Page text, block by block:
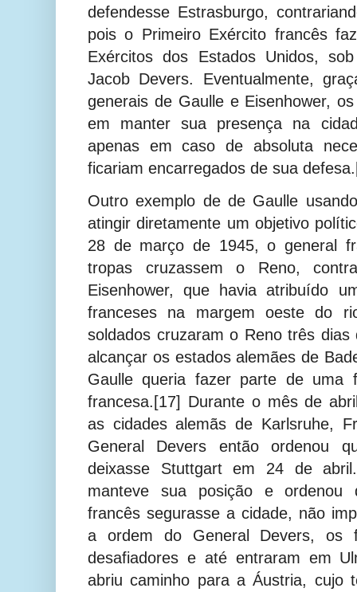
defendesse Estrasburgo,
pois o Primeiro Exército francês
Exércitos dos Estados Unidos,
Jacob Devers. Eventualmente,
generais de Gaulle e Eisenhower,
em manter sua presença na
apenas em caso de absoluta
ficariam encarregados de sua
Outro exemplo de de Gaulle
atingir diretamente um objetivo
28 de março de 1945, o general
tropas cruzassem o Reno,
Eisenhower, que havia atribuído
franceses na margem oeste do
soldados cruzaram o Reno três
alcançar os estados alemães de
Gaulle queria fazer parte de uma
francesa.[17] Durante o mês de
as cidades alemãs de Karlsruhe,
General Devers então ordenou
deixasse Stuttgart em 24 de
manteve sua posição e ordenou
francês segurasse a cidade, não
a ordem do General Devers, os
desafiadores e até entraram em
abriu caminho para a Áustria, cujo